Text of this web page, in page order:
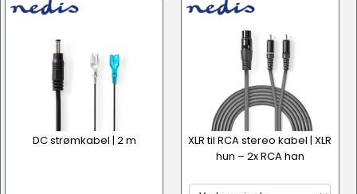
DC strømkabel | 2 m
XLR til RCA stereo kabel | XLR
hun – 2x RCA han